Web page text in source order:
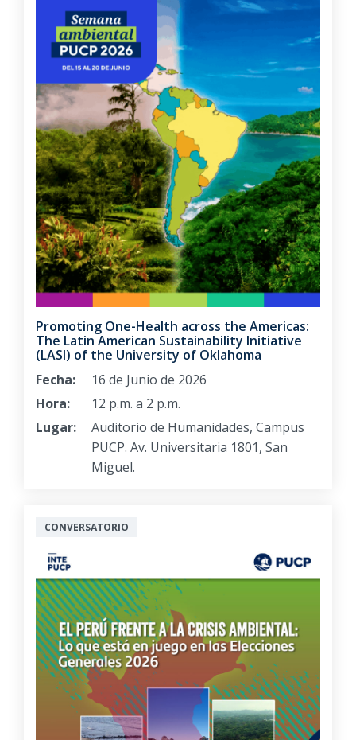
Promoting One-Health across the Americas:
The Latin American Sustainability Initiative
(LASI) of the University of Oklahoma
Fecha:
16 de Junio de 2026
Hora:
12 p.m. a 2 p.m.
Lugar:
Auditorio de Humanidades, Campus
PUCP. Av. Universitaria 1801, San
Miguel.
CONVERSATORIO